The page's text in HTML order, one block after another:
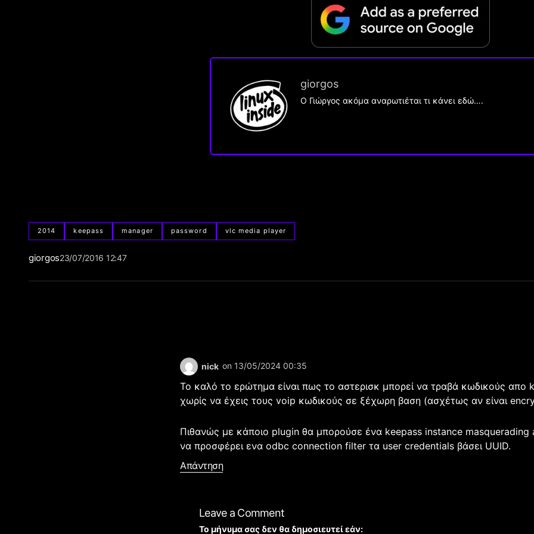
giorgos
Ο Γιώργος ακόμα αναρωτιέται τι κάνει εδώ….
2014 keepass manager password vlc media player
giorgos23/07/2016 12:47
nick on 13/05/2024 00:35
Το καλό το ερώτημα είναι πως το αστερισκ μπορεί να τραβά κωδικούς απο
χωρίς να έχεις τους voip κωδικούς σε ξέχωρη βαση (ασχέτως αν είναι
Πιθανώς με κάποιο plugin θα μπορούσε ένα keepass instance
να προσφέρει ενα odbc connection filter τα user credentials βάσει UUID.
Απάντηση
Leave a Comment
Το μήνυμα σας δεν θα δημοσιευτεί εάν: